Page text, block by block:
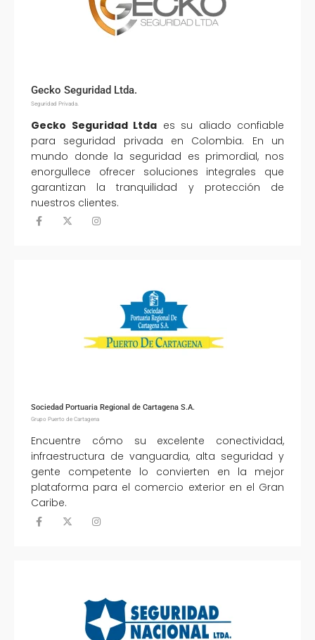
Gecko Seguridad Ltda.
Seguridad Privada.
Gecko Seguridad Ltda es su aliado confiable
para seguridad privada en Colombia. En un
mundo donde la seguridad es primordial, nos
enorgullece ofrecer soluciones integrales que
garantizan la tranquilidad y protección de
nuestros clientes.
Sociedad Portuaria Regional de Cartagena S.A.
Grupo Puerto de Cartagena
Encuentre cómo su excelente conectividad,
infraestructura de vanguardia, alta seguridad y
gente competente lo convierten en la mejor
plataforma para el comercio exterior en el Gran
Caribe.